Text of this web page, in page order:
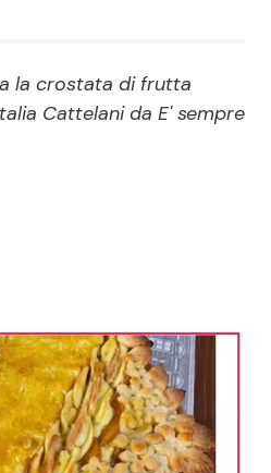
Programmi TV
News dal mondo
la crostata di frutta
Cattelani da E' sempre